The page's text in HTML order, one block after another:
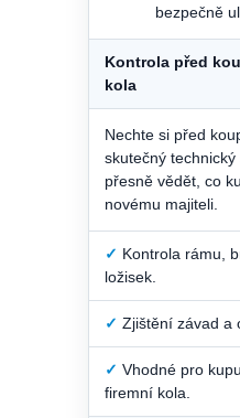
bezpečně
Kontrola před
kola
Nechte si před
skutečný
přesně vědět, co
novému majiteli.
✓ Kontrola rámu,
ložisek.
✓ Zjištění závad a
✓ Vhodné pro
firemní kola.